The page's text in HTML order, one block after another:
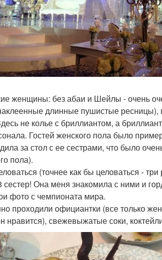
женщины: без абаи и Шейлы - очень
длинные пушистые
не колье с бриллиантом, а
Гостей женского пола было
за стол с ее сестрами, что было
пола).
(точнее как бы целоваться -
Она меня знакомила с ними и
фото с чемпионата мира.
проходили официантки (все только
нравится), свежевыжатые соки,